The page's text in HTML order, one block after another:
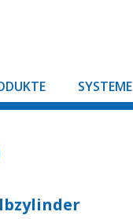
SYSTEME